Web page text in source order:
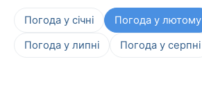
Погода у січні Погода у лютому
Погода у липні
Погода у серпні